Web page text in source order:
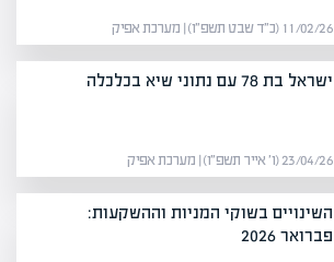
11/02/26 (כ״ד שבט תשפ״ו) | מערכת אפיק
ישראל בת 78 עם נתוני שיא בכלכלה
23/04/26 (ו׳ אייר תשפ״ו) | מערכת אפיק
השינויים בשוקי המניות וההשקעות:
פברואר 2026